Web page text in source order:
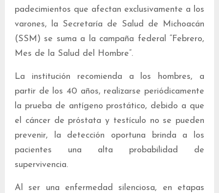
padecimientos que afectan exclusivamente a los
varones, la Secretaría de Salud de Michoacán
(SSM) se suma a la campaña federal “Febrero,
Mes de la Salud del Hombre”.
La institución recomienda a los hombres, a
partir de los 40 años, realizarse periódicamente
la prueba de antígeno prostático, debido a que
el cáncer de próstata y testículo no se pueden
prevenir, la detección oportuna brinda a los
pacientes una alta probabilidad de
supervivencia.
Al ser una enfermedad silenciosa, en etapas